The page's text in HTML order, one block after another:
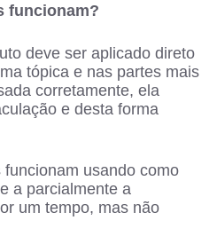
funcionam?
deve ser aplicado direto
tópica e nas partes mais
corretamente, ela
e desta forma
usando como
a parcialmente a
um tempo, mas não